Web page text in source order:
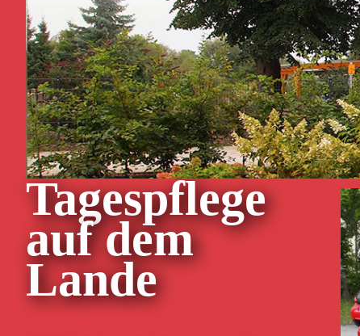
Tagespflege
auf dem
Lande
Seit 1998 sind wir als moderner,
Großraum Eberswalde tätig. Mit
Falle von Erkrankungen,